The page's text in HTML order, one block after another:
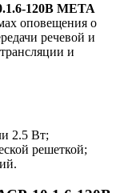
120В МЕТА
оповещения о
речевой и
и
2.5 Вт;
решеткой;